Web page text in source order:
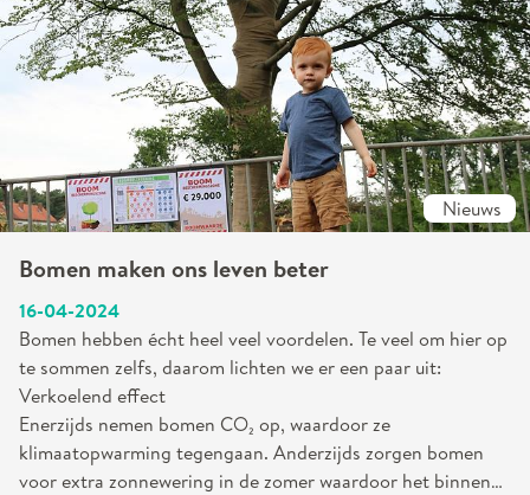
Nieuws
Bomen maken ons leven beter
16-04-2024
Bomen hebben écht heel veel voordelen. Te veel om hier op
te sommen zelfs, daarom lichten we er een paar uit:
Verkoelend effect
Enerzijds nemen bomen CO₂ op, waardoor ze
klimaatopwarming tegengaan. Anderzijds zorgen bomen
voor extra zonnewering in de zomer waardoor het binnen